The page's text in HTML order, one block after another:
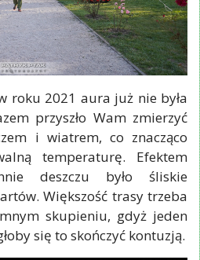
roku 2021 aura już nie była
przyszło Wam zmierzyć
i wiatrem, co znacząco
temperaturę. Efektem
deszczu było śliskie
Większość trasy trzeba
skupieniu, gdyż jeden
się to skończyć kontuzją.